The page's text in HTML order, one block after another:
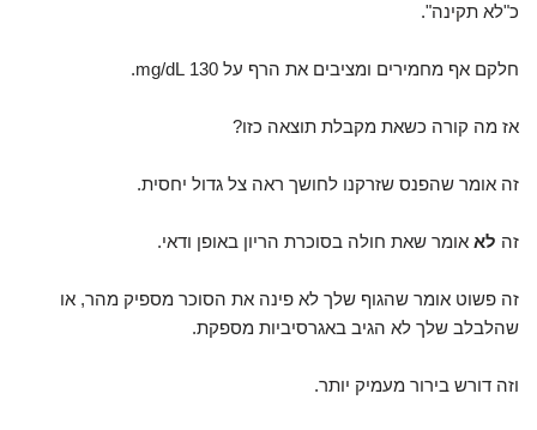
כ"לא תקינה".
חלקם אף מחמירים ומציבים את הרף על 130 mg/dL.
אז מה קורה כשאת מקבלת תוצאה כזו?
זה אומר שהפנס שזרקנו לחושך ראה צל גדול יחסית.
זה לא אומר שאת חולה בסוכרת הריון באופן ודאי.
זה פשוט אומר שהגוף שלך לא פינה את הסוכר מספיק מהר, או
שהלבלב שלך לא הגיב באגרסיביות מספקת.
וזה דורש בירור מעמיק יותר.